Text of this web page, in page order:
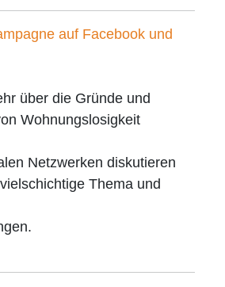
auf Facebook und
über die Gründe und
Wohnungslosigkeit
Netzwerken diskutieren
Thema und